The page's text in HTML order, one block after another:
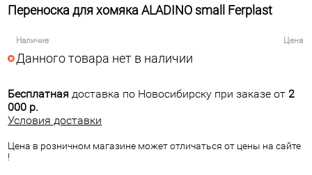
Переноска для хомяка ALADINO small Ferplast
Наличие Цена
Данного товара нет в наличии
Бесплатная доставка по Новосибирску при заказе от 2
000 р.
Условия доставки
Цена в розничном магазине может отличаться от цены на сайте
!